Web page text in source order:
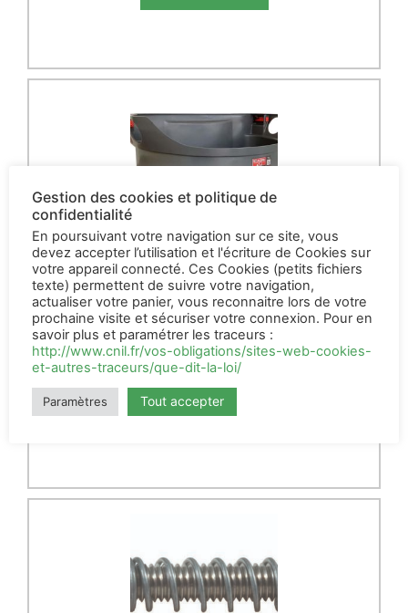
Milkbar 8
places
215,00€ HT
AJOUTER AU PANIER
Gestion des cookies et politique de
confidentialité
En poursuivant votre navigation sur ce site, vous
devez accepter l’utilisation et l'écriture de Cookies sur
votre appareil connecté. Ces Cookies (petits fichiers
texte) permettent de suivre votre navigation,
actualiser votre panier, vous reconnaitre lors de votre
prochaine visite et sécuriser votre connexion. Pour en
savoir plus et paramétrer les traceurs :
http://www.cnil.fr/vos-obligations/sites-web-cookies-
et-autres-traceurs/que-dit-la-loi/
Paramètres Tout accepter